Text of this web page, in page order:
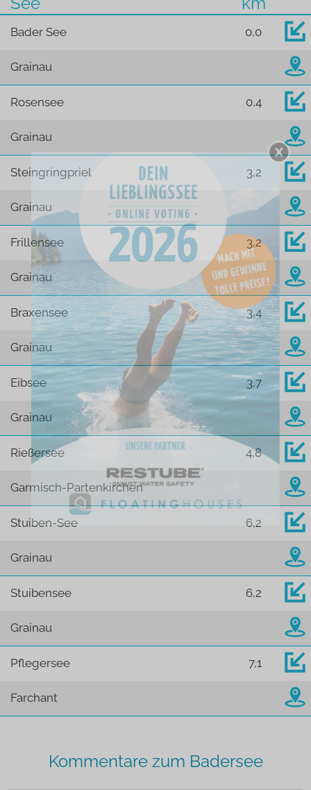
Bader See 0,0
Grainau
Rosensee 0,4
Grainau
Steingringpriel 3,2
Grainau
Frillensee 3,2
Grainau
Braxensee 3,4
Grainau
Eibsee 3,7
Grainau
Rießersee 4,8
Garmisch-Partenkirchen
Stuiben-See 6,2
Grainau
Stuibensee 6,2
Grainau
Pflegersee 7,1
Farchant
Kommentare zum Badersee